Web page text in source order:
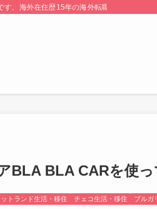
。海外在住歴15年の海外転職のプロが監修
BLA BLA CARを使っ
ットランド生活・移住 チェコ生活・移住
ブルガ